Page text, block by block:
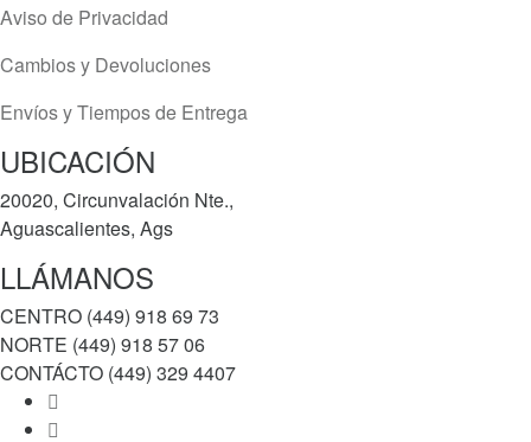
Aviso de Privacidad
Cambios y Devoluciones
Envíos y Tiempos de Entrega
UBICACIÓN
20020, Circunvalación Nte.,
Aguascalientes, Ags
LLÁMANOS
CENTRO (449) 918 69 73
NORTE (449) 918 57 06
CONTÁCTO (449) 329 4407